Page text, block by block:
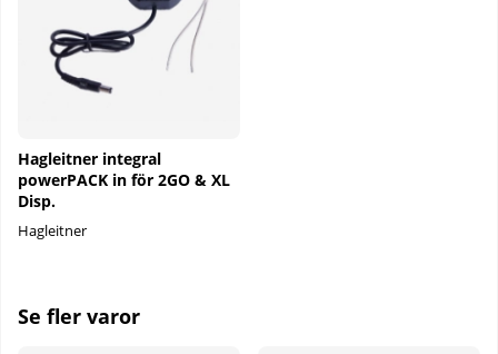
Hagleitner integral
powerPACK in för 2GO & XL
Disp.
Hagleitner
Se fler varor